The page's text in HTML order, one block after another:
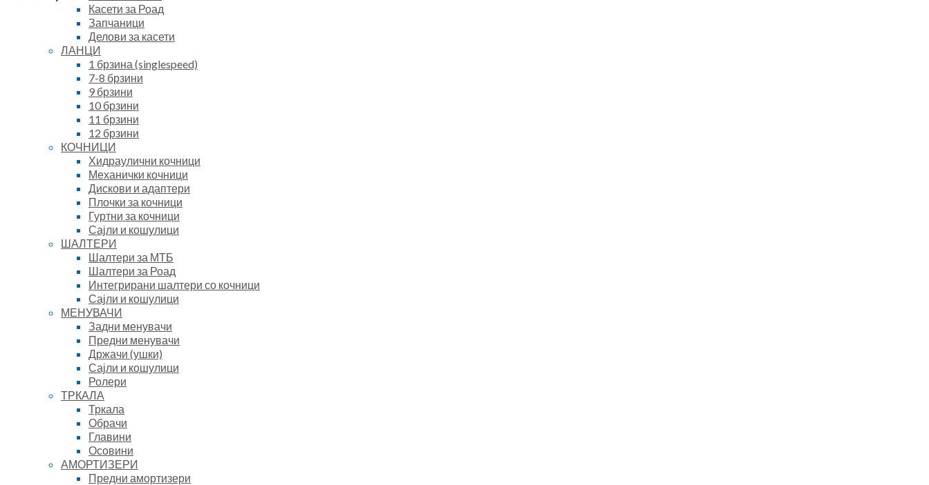
Касети за Роад
Запчаници
Делови за касети
ЛАНЦИ
1 брзина (singlespeed)
7-8 брзини
9 брзини
10 брзини
11 брзини
12 брзини
КОЧНИЦИ
Хидраулични кочници
Механички кочници
Дискови и адаптери
Плочки за кочници
Гуртни за кочници
Сајли и кошулици
ШАЛТЕРИ
Шалтери за МТБ
Шалтери за Роад
Интегрирани шалтери со кочници
Сајли и кошулици
МЕНУВАЧИ
Задни менувачи
Предни менувачи
Држачи (ушки)
Сајли и кошулици
Ролери
ТРКАЛА
Тркала
Обрачи
Главини
Осовини
АМОРТИЗЕРИ
Предни амортизери